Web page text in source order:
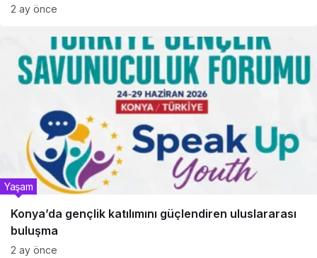
2 ay önce
Konya’da gençlik katılımını güçlendiren uluslararası
buluşma
Yaşam
2 ay önce